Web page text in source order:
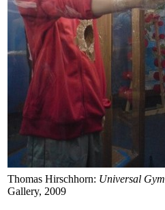
Thomas Hirschhorn: Universal Gym
Gallery, 2009